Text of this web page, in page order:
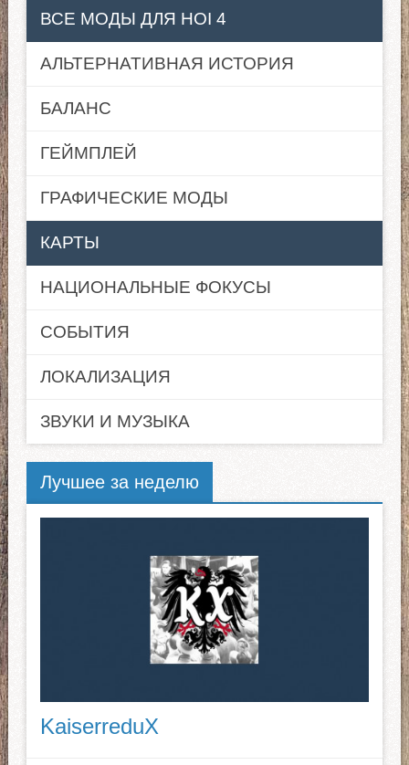
ВСЕ МОДЫ ДЛЯ HOI 4
АЛЬТЕРНАТИВНАЯ ИСТОРИЯ
БАЛАНС
ГЕЙМПЛЕЙ
ГРАФИЧЕСКИЕ МОДЫ
КАРТЫ
НАЦИОНАЛЬНЫЕ ФОКУСЫ
СОБЫТИЯ
ЛОКАЛИЗАЦИЯ
ЗВУКИ И МУЗЫКА
Лучшее за неделю
KaiserreduX